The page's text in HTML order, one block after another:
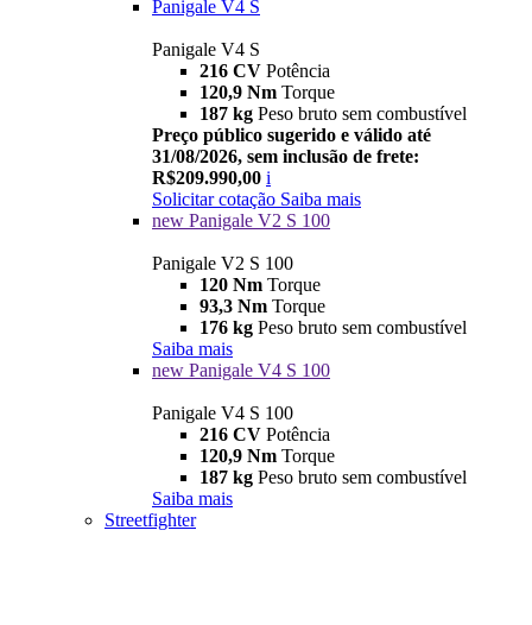
Panigale V4 S
Panigale V4 S
216 CV Potência
120,9 Nm Torque
187 kg Peso bruto sem combustível
Preço público sugerido e válido até
31/08/2026, sem inclusão de frete:
R$209.990,00 i
Solicitar cotação Saiba mais
new Panigale V2 S 100
Panigale V2 S 100
120 Nm Torque
93,3 Nm Torque
176 kg Peso bruto sem combustível
Saiba mais
new Panigale V4 S 100
Panigale V4 S 100
216 CV Potência
120,9 Nm Torque
187 kg Peso bruto sem combustível
Saiba mais
Streetfighter